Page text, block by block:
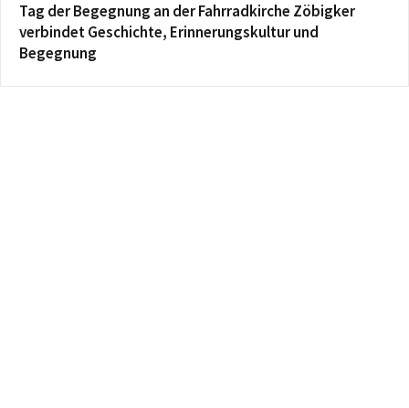
Tag der Begegnung an der Fahrradkirche Zöbigker
verbindet Geschichte, Erinnerungskultur und
Begegnung